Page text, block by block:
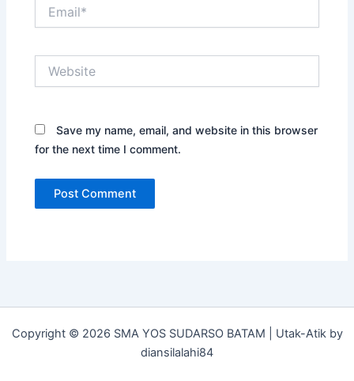
Save my name, email, and website in this browser
for the next time I comment.
Copyright © 2026 SMA YOS SUDARSO BATAM | Utak-Atik by
diansilalahi84